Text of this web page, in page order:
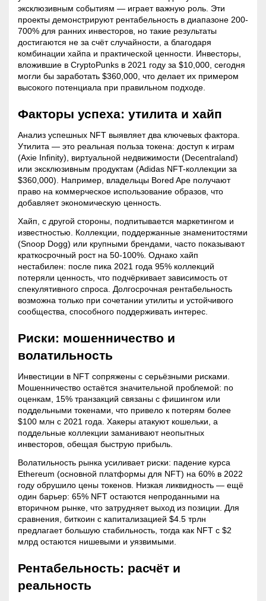
эксклюзивным событиям — играет важную роль. Эти
проекты демонстрируют рентабельность в диапазоне 200-
700% для ранних инвесторов, но такие результаты
достигаются не за счёт случайности, а благодаря
комбинации хайпа и практической ценности. Инвесторы,
вложившие в CryptoPunks в 2021 году за $10,000, сегодня
могли бы заработать $360,000, что делает их примером
высокого потенциала при правильном подходе.
Факторы успеха: утилита и хайп
Анализ успешных NFT выявляет два ключевых фактора.
Утилита — это реальная польза токена: доступ к играм
(Axie Infinity), виртуальной недвижимости (Decentraland)
или эксклюзивным продуктам (Adidas NFT-коллекции за
$360,000). Например, владельцы Bored Ape получают
право на коммерческое использование образов, что
добавляет экономическую ценность.
Хайп, с другой стороны, подпитывается маркетингом и
известностью. Коллекции, поддержанные знаменитостями
(Snoop Dogg) или крупными брендами, часто показывают
краткосрочный рост на 50-100%. Однако хайп
нестабилен: после пика 2021 года 95% коллекций
потеряли ценность, что подчёркивает зависимость от
спекулятивного спроса. Долгосрочная рентабельность
возможна только при сочетании утилиты и устойчивого
сообщества, способного поддерживать интерес.
Риски: мошенничество и
волатильность
Инвестиции в NFT сопряжены с серьёзными рисками.
Мошенничество остаётся значительной проблемой: по
оценкам, 15% транзакций связаны с фишингом или
поддельными токенами, что привело к потерям более
$100 млн с 2021 года. Хакеры атакуют кошельки, а
поддельные коллекции заманивают неопытных
инвесторов, обещая быструю прибыль.
Волатильность рынка усиливает риски: падение курса
Ethereum (основной платформы для NFT) на 60% в 2022
году обрушило цены токенов. Низкая ликвидность — ещё
один барьер: 65% NFT остаются непроданными на
вторичном рынке, что затрудняет выход из позиции. Для
сравнения, биткоин с капитализацией $4.5 трлн
предлагает большую стабильность, тогда как NFT с $2
млрд остаются нишевыми и уязвимыми.
Рентабельность: расчёт и
реальность